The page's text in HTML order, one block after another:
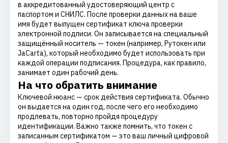
в аккредитованный удостоверяющий центр с
паспортом и СНИЛС. После проверки данных на ваше
имя будет выпущен сертификат ключа проверки
электронной подписи. Он записывается на специальный
защищённый носитель — токен (например, Рутокен или
JaCarta), который необходимо будет использовать при
каждой операции подписания. Процедура, как правило,
занимает один рабочий день.
На что обратить внимание
Ключевой нюанс — срок действия сертификата. Обычно
он выдается на один год, после чего его необходимо
продлевать, повторно пройдя процедуру
идентификации. Важно также помнить, что токен с
записанным сертификатом — это ваш личный цифровой